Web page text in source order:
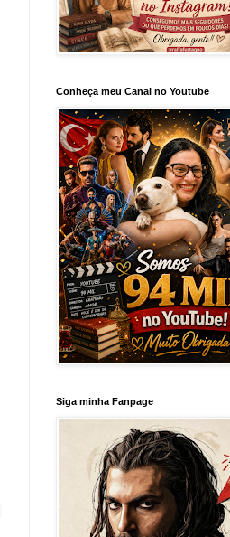
Conheça meu Canal no Youtube
Siga minha Fanpage